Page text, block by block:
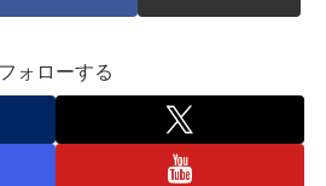
フォローする